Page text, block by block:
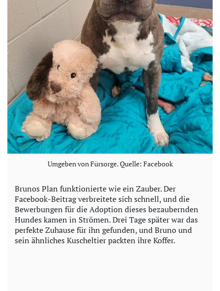
Umgeben von Fürsorge. Quelle: Facebook
Brunos Plan funktionierte wie ein Zauber. Der
Facebook-Beitrag verbreitete sich schnell, und die
Bewerbungen für die Adoption dieses bezaubernden
Hundes kamen in Strömen. Drei Tage später war das
perfekte Zuhause für ihn gefunden, und Bruno und
sein ähnliches Kuscheltier packten ihre Koffer.